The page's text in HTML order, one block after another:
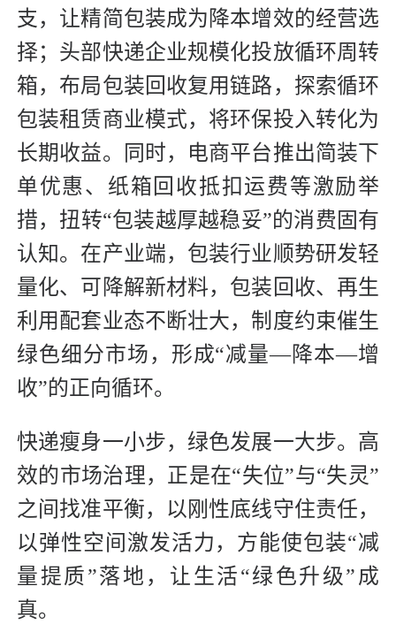
支，让精简包装成为降本增效的经营选
择；头部快递企业规模化投放循环周转
箱，布局包装回收复用链路，探索循环
包装租赁商业模式，将环保投入转化为
长期收益。同时，电商平台推出简装下
单优惠、纸箱回收抵扣运费等激励举
措，扭转“包装越厚越稳妥”的消费固有
认知。在产业端，包装行业顺势研发轻
量化、可降解新材料，包装回收、再生
利用配套业态不断壮大，制度约束催生
绿色细分市场，形成“减量—降本—增
收”的正向循环。
快递瘦身一小步，绿色发展一大步。高
效的市场治理，正是在“失位”与“失灵”
之间找准平衡，以刚性底线守住责任，
以弹性空间激发活力，方能使包装“减
量提质”落地，让生活“绿色升级”成
真。